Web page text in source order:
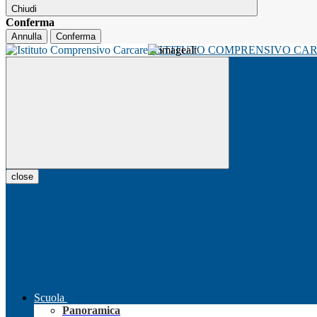
Chiudi
Conferma
Annulla Conferma
ISTITUTO COMPRENSIVO
close
Scuola
Panoramica